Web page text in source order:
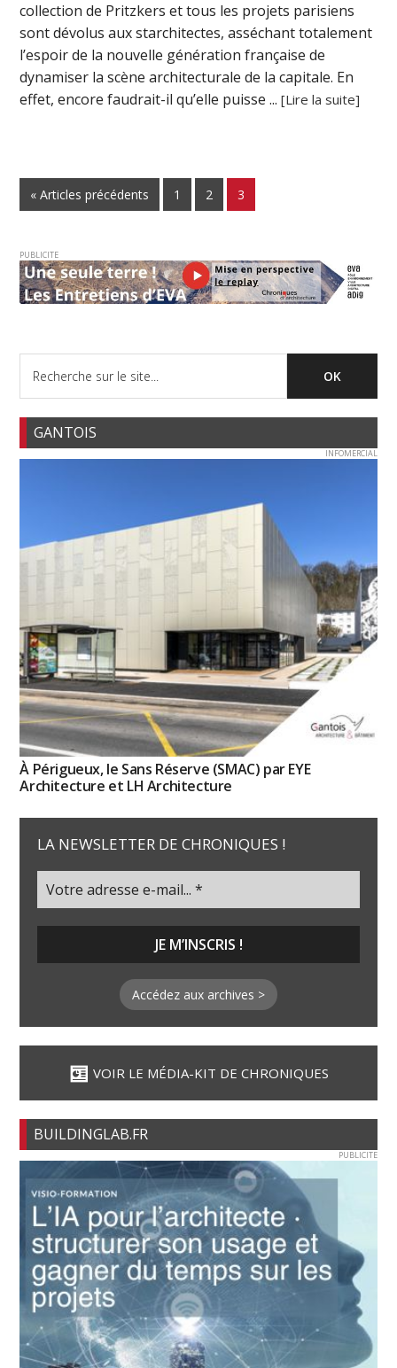
collection de Pritzkers et tous les projets parisiens
sont dévolus aux starchitectes, asséchant totalement
l’espoir de la nouvelle génération française de
dynamiser la scène architecturale de la capitale. En
effet, encore faudrait-il qu’elle puisse ...[Lire la suite]
« Articles précédents 1 2 3
PUBLICITE
GANTOIS
INFOMERCIAL
À Périgueux, le Sans Réserve (SMAC) par EYE
Architecture et LH Architecture
LA NEWSLETTER DE CHRONIQUES !
Accédez aux archives >
VOIR LE MÉDIA-KIT DE CHRONIQUES
BUILDINGLAB.FR
PUBLICITE